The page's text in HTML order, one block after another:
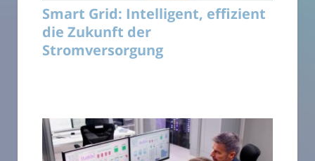
Smart Grid: Intelligent, effizient
die Zukunft der
Stromversorgung